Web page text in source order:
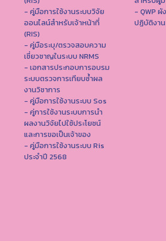
- คู่มือการใช้งานระบบวิจัย
ออนไลน์สำหรับเจ้าหน้าที่
(RIS)
- คู่มือระบุ/ตรวจสอบความ
เชี่ยวชาญในระบบ NRMS
- เอกสารประกอบการอบรม
ระบบตรวจการเทียบซ้ำผล
งานวิชาการ
- คู่มือการใช้งานระบบ Sos
- คู่การใช้งานระบบการนำ
ผลงานวิจัยไปใช้ประโยชน์
และการขอเป็นเจ้าของ
- คู่มือการใช้งานระบบ Ris
ประจำปี 2568
- QWP ผั
ปฏิบัติงาน